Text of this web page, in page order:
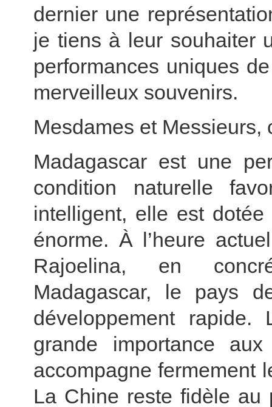
dernier une
je tiens à leur souhaiter
performances uniques
merveilleux souvenirs.
Mesdames et Messieurs,
Madagascar est une
condition naturelle
intelligent, elle est dotée
énorme. À l’heure
Rajoelina, en
Madagascar, le pays
développement
grande importance
accompagne fermement
La Chine reste fidèle au